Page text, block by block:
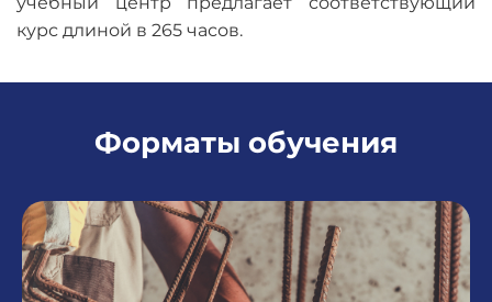
курс длиной в 265 часов.
Форматы обучения